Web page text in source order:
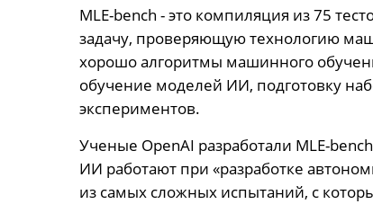
MLE-bench - это компиляция из 75
задачу, проверяющую технологию
хорошо алгоритмы машинного
обучение моделей ИИ, подготовку
экспериментов.
Ученые OpenAI разработали MLE-
ИИ работают при «разработке
из самых сложных испытаний, с